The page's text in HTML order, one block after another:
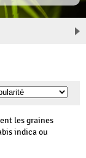
les graines
indica ou